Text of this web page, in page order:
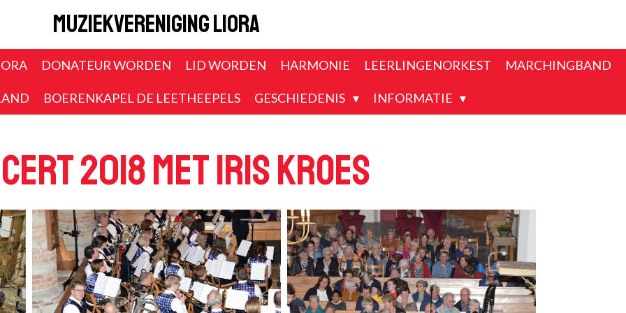
Muziekvereniging Liora
DONATEUR WORDEN LID WORDEN HARMONIE LEERLINGENORKEST MARCHINGBAND
BOERENKAPEL DE LEETHEEPELS GESCHIEDENIS INFORMATIE
2018 met Iris Kroes